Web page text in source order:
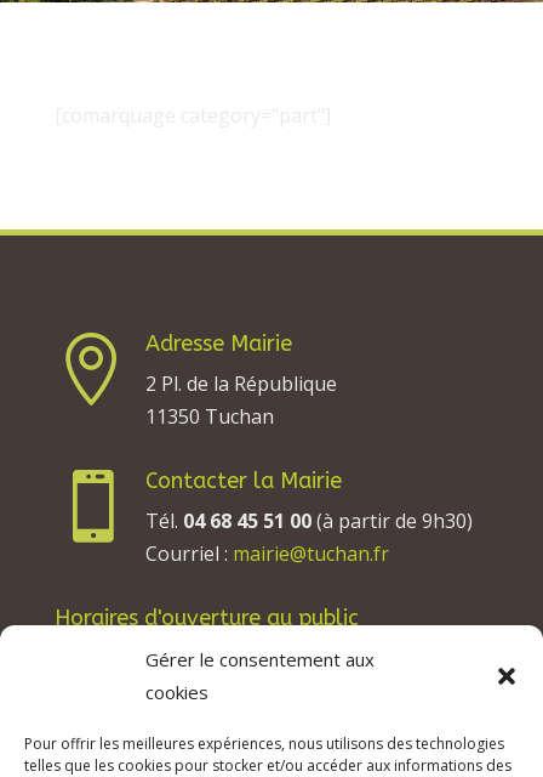
Gérer le consentement aux
cookies
Pour offrir les meilleures expériences, nous utilisons des technologies
telles que les cookies pour stocker et/ou accéder aux informations des

Adresse Mairie
2 Pl. de la République
11350 Tuchan

Contacter la Mairie
Tél. 04 68 45 51 00(à partir de 9h30)
Courriel : mairie@tuchan.fr
Horaires d'ouverture au public
Les lundis, mardis et jeudis : de 8h à 12h et de
13h30 à 17h30.
Les vendredis : de 8h à 12h.